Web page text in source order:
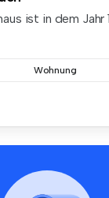
ist in dem Jahr
Wohnung